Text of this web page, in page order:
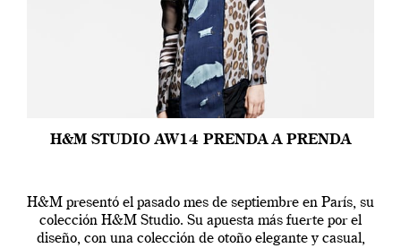
H&M STUDIO AW14 PRENDA A PRENDA
H&M presentó el pasado mes de septiembre en París, su
colección H&M Studio. Su apuesta más fuerte por el
diseño, con una colección de otoño elegante y casual,